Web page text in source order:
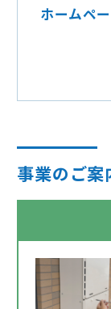
ホームペ
事業のご案